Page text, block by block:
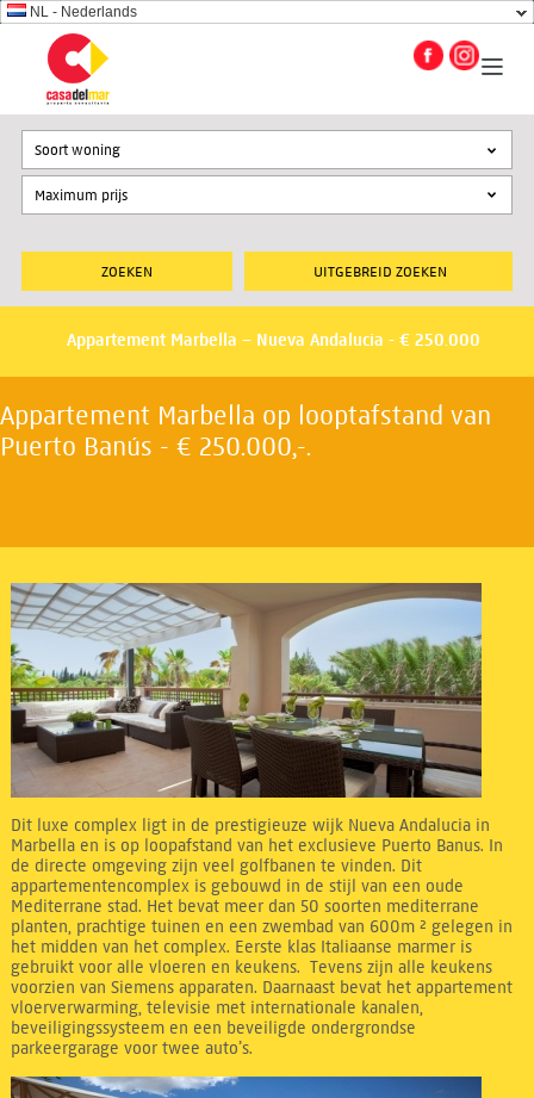
NL - Nederlands
UITGEBREID ZOEKEN
Soort woning
Appartement Marbella – Nueva Andalucia - € 250.000
Appartement Marbella op looptafstand van
Puerto Banús - € 250.000,-.
Dit luxe complex ligt in de prestigieuze wijk Nueva Andalucia in
Marbella en is op loopafstand van het exclusieve Puerto Banus. In
de directe omgeving zijn veel golfbanen te vinden. Dit
appartementencomplex is gebouwd in de stijl van een oude
Mediterrane stad. Het bevat meer dan 50 soorten mediterrane
planten, prachtige tuinen en een zwembad van 600m ² gelegen in
het midden van het complex. Eerste klas Italiaanse marmer is
gebruikt voor alle vloeren en keukens. Tevens zijn alle keukens
voorzien van Siemens apparaten. Daarnaast bevat het appartement
vloerverwarming, televisie met internationale kanalen,
beveiligingssysteem en een beveiligde ondergrondse
parkeergarage voor twee auto’s.